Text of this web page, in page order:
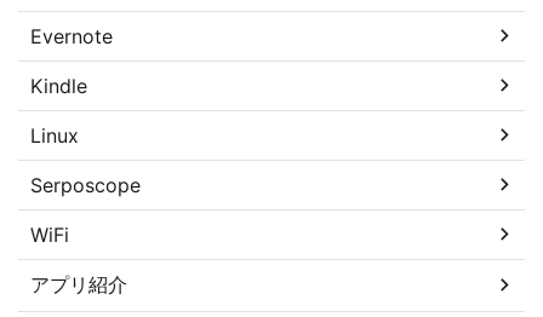
Evernote
Kindle
Linux
Serposcope
WiFi
アプリ紹介